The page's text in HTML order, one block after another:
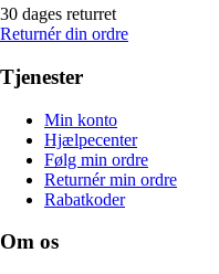
30 dages returret
Returnér din ordre
Tjenester
Min konto
Hjælpecenter
Følg min ordre
Returnér min ordre
Rabatkoder
Om os